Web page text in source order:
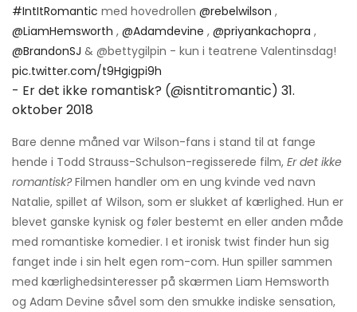
#IntItRomantic med hovedrollen @rebelwilson ,
@LiamHemsworth , @Adamdevine , @priyankachopra ,
@BrandonSJ & @bettygilpin - kun i teatrene Valentinsdag!
pic.twitter.com/t9Hgigpi9h
- Er det ikke romantisk? (@isntitromantic) 31.
oktober 2018
Bare denne måned var Wilson-fans i stand til at fange
hende i Todd Strauss-Schulson-regisserede film, Er det ikke
romantisk?Filmen handler om en ung kvinde ved navn
Natalie, spillet af Wilson, som er slukket af kærlighed. Hun er
blevet ganske kynisk og føler bestemt en eller anden måde
med romantiske komedier. I et ironisk twist finder hun sig
fanget inde i sin helt egen rom-com. Hun spiller sammen
med kærlighedsinteresser på skærmen Liam Hemsworth
og Adam Devine såvel som den smukke indiske sensation,